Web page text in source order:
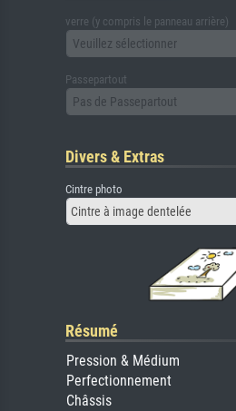
verre (y compris le panneau arrière)
Veuillez sélectionner
Passepartout
Pas de Passepartout
Divers & Extras
Cintre photo
Cintre à image dentelée
Résumé
Pression & Médium
Perfectionnement
Châssis